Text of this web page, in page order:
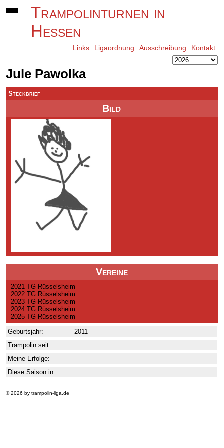
Trampolinturnen in
Hessen
Links Ligaordnung Ausschreibung Kontakt
Jule Pawolka
Bild
Vereine
2021 TG Rüsselsheim
2022 TG Rüsselsheim
2023 TG Rüsselsheim
2024 TG Rüsselsheim
2025 TG Rüsselsheim
Steckbrief
Geburtsjahr:
2011
Trampolin seit:
Meine Erfolge:
Diese Saison in:
© 2026 by trampolin-liga.de